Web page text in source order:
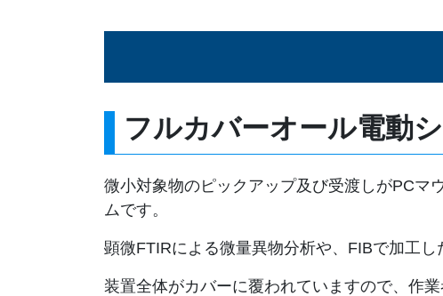
フルカバーオール電動
微小対象物のピックアップ及び受渡しがPCマ
ムです。
顕微FTIRによる微量異物分析や、FIBで加工
装置全体がカバーに覆われていますので、作